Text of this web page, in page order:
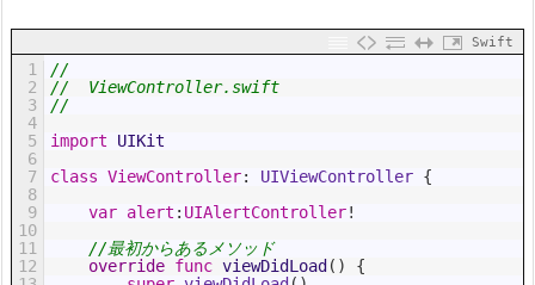
Swift
1
2
3
4
5
6
7
8
9
10
11
12
//
//  ViewController.swift
//
import
UIKit
class ViewController: UIViewController {
var alert : UIAlertController!
//最初からあるメソッド
override func viewDidLoad ( )
{